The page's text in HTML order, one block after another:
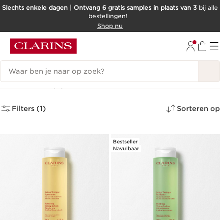
DOORGAAN NAAR INHOUD
Slechts enkele dagen | Ontvang 6 gratis samples in plaats van 3 bij alle
bestellingen!
Shop nu
Zoekgeschiedenis
Lotions (5)
Filters (1) Sorteren op
Bestseller
Navulbaar